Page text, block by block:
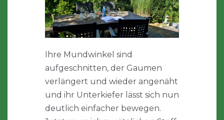
Ihre Mundwinkel sind
aufgeschnitten, der Gaumen
verlängert und wieder angenäht
und ihr Unterkiefer lässt sich nun
deutlich einfacher bewegen.